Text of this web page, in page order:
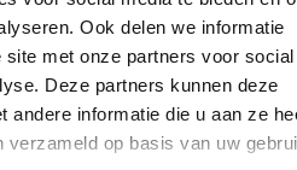
Ook delen we informatie
met onze partners voor social
Deze partners kunnen deze
andere informatie die u aan ze
verzameld op basis van uw
hulpverlening en de
nog nooit zo hoog